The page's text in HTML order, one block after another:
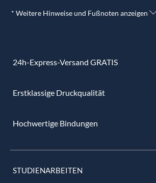
* Weitere Hinweise und Fußnoten anzeigen
24h-Express-Versand GRATIS
Erstklassige Druckqualität
Hochwertige Bindungen
STUDIENARBEITEN